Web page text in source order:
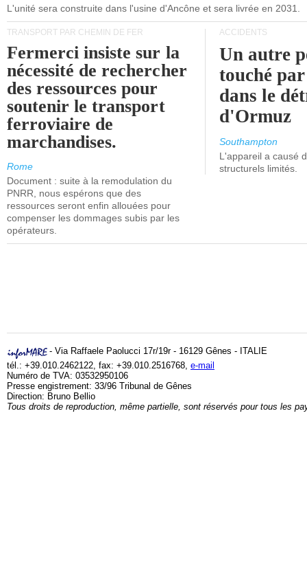
L'unité sera construite dans l'usine d'Ancône et sera livrée en 2031.
TRANSPORT PAR CHEMIN DE FER
Fermerci insiste sur la
nécessité de rechercher
des ressources pour
soutenir le transport
ferroviaire de
marchandises.
Rome
Document : suite à la remodulation du
PNRR, nous espérons que des
ressources seront enfin allouées pour
compenser les dommages subis par les
opérateurs.
ACCIDENTS
Un autre
touché
dans le
d'Ormuz
Southampton
L'appareil a causé
structurels limités.
- Via Raffaele Paolucci 17r/19r - 16129 Gênes - ITALIE
tél.: +39.010.2462122, fax: +39.010.2516768, e-mail
Numéro de TVA: 03532950106
Presse engistrement: 33/96 Tribunal de Gênes
Direction: Bruno Bellio
Tous droits de reproduction, même partielle, sont réservés pour tous les